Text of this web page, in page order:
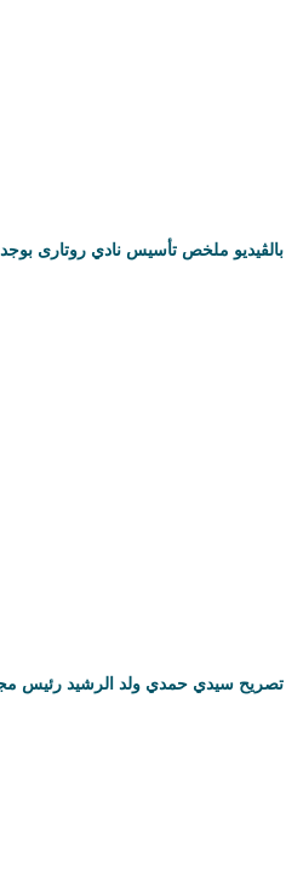
بالڨيديو ملخص تأسيس نادي روتارى
تصريح سيدي حمدي ولد الرشيد رئيس